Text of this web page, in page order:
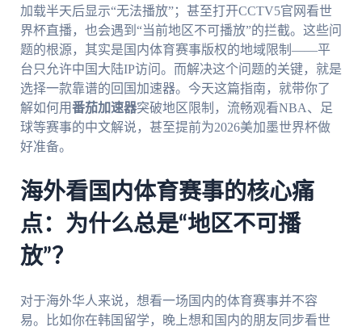
加载半天后显示“无法播放”；甚至打开CCTV5官网看世
界杯直播，也会遇到“当前地区不可播放”的拦截。这些问
题的根源，其实是国内体育赛事版权的地域限制——平
台只允许中国大陆IP访问。而解决这个问题的关键，就是
选择一款靠谱的回国加速器。今天这篇指南，就带你了
解如何用番茄加速器突破地区限制，流畅观看NBA、足
球等赛事的中文解说，甚至提前为2026美加墨世界杯做
好准备。
海外看国内体育赛事的核心痛
点：为什么总是“地区不可播
放”？
对于海外华人来说，想看一场国内的体育赛事并不容
易。比如你在韩国留学，晚上想和国内的朋友同步看世